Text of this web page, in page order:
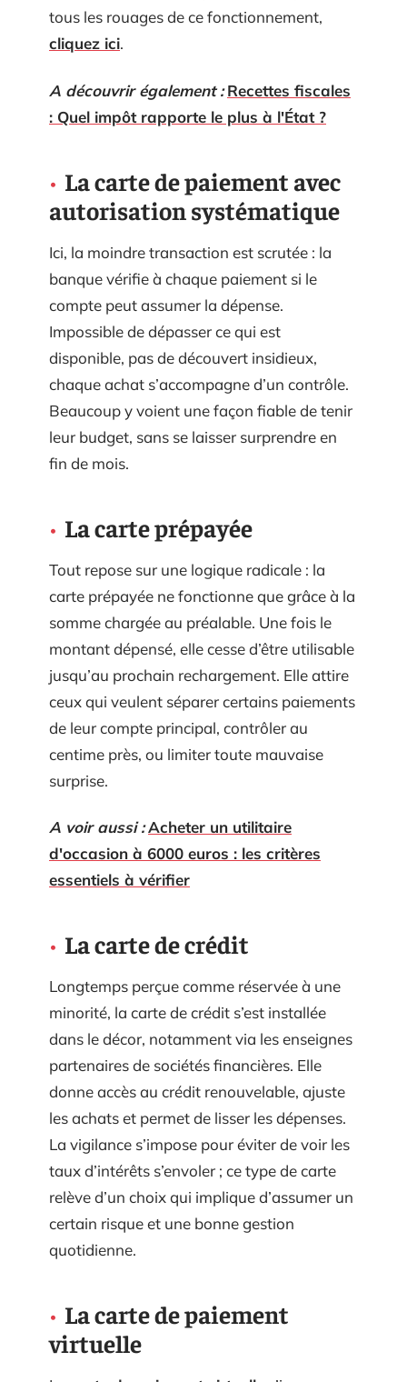
tous les rouages de ce fonctionnement,
cliquez ici.
A découvrir également : Recettes fiscales
: Quel impôt rapporte le plus à l'État ?
La carte de paiement avec
autorisation systématique
Ici, la moindre transaction est scrutée : la
banque vérifie à chaque paiement si le
compte peut assumer la dépense.
Impossible de dépasser ce qui est
disponible, pas de découvert insidieux,
chaque achat s’accompagne d’un contrôle.
Beaucoup y voient une façon fiable de tenir
leur budget, sans se laisser surprendre en
fin de mois.
La carte prépayée
Tout repose sur une logique radicale : la
carte prépayée ne fonctionne que grâce à la
somme chargée au préalable. Une fois le
montant dépensé, elle cesse d’être utilisable
jusqu’au prochain rechargement. Elle attire
ceux qui veulent séparer certains paiements
de leur compte principal, contrôler au
centime près, ou limiter toute mauvaise
surprise.
A voir aussi :Acheter un utilitaire
d'occasion à 6000 euros : les critères
essentiels à vérifier
La carte de crédit
Longtemps perçue comme réservée à une
minorité, la carte de crédit s’est installée
dans le décor, notamment via les enseignes
partenaires de sociétés financières. Elle
donne accès au crédit renouvelable, ajuste
les achats et permet de lisser les dépenses.
La vigilance s’impose pour éviter de voir les
taux d’intérêts s’envoler ; ce type de carte
relève d’un choix qui implique d’assumer un
certain risque et une bonne gestion
quotidienne.
La carte de paiement
virtuelle